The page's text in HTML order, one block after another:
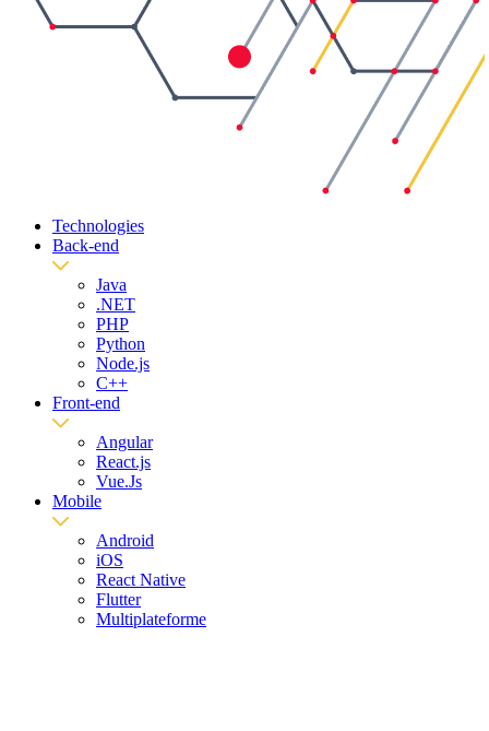
Technologies
Back-end
Java
.NET
PHP
Python
Node.js
C++
Front-end
Angular
React.js
Vue.Js
Mobile
Android
iOS
React Native
Flutter
Multiplateforme